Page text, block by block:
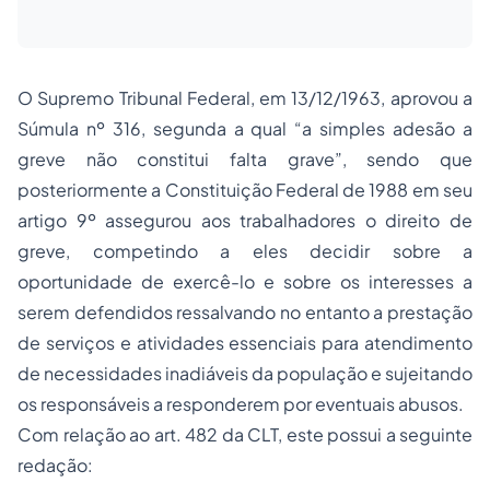
O Supremo Tribunal Federal, em 13/12/1963, aprovou a
Súmula nº 316, segunda a qual “a simples adesão a
greve não constitui falta grave”, sendo que
posteriormente a Constituição Federal de 1988 em seu
artigo 9º assegurou aos trabalhadores o direito de
greve, competindo a eles decidir sobre a
oportunidade de exercê-lo e sobre os interesses a
serem defendidos ressalvando no entanto a prestação
de serviços e atividades essenciais para atendimento
de necessidades inadiáveis da população e sujeitando
os responsáveis a responderem por eventuais abusos.
Com relação ao art. 482 da CLT, este possui a seguinte
redação: